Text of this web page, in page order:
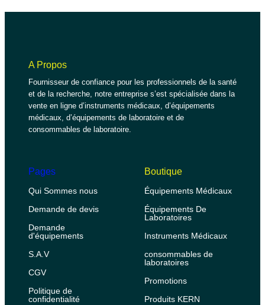
A Propos
Fournisseur de confiance pour les professionnels de la santé
et de la recherche, notre entreprise s’est spécialisée dans la
vente en ligne d’instruments médicaux, d’équipements
médicaux, d’équipements de laboratoire et de
consommables de laboratoire.
Pages
Qui Sommes nous
Demande de devis
Demande
d'équipements
S.A.V
CGV
Politique de
confidentialité
Boutique
Équipements Médicaux
Équipements De
Laboratoires
Instruments Médicaux
consommables de
laboratoires
Promotions
Produits KERN